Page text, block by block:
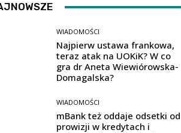
WIADOMOŚCI
Najpierw ustawa frankowa,
teraz atak na UOKiK? W co
gra dr Aneta Wiewiórowska-
Domagalska?
WIADOMOŚCI
mBank też oddaje odsetki od
prowizji w kredytach i